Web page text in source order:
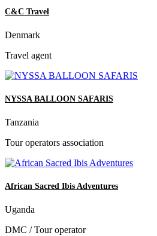
C&C Travel
Denmark
Travel agent
NYSSA BALLOON SAFARIS
Tanzania
Tour operators association
African Sacred Ibis Adventures
Uganda
DMC / Tour operator